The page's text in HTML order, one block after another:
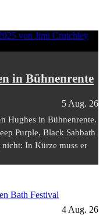
in Bühnenrente
5 Aug. 26
Hughes in Bühnenrente.
Purple, Black Sabbath
nicht: In Kürze muss er
Bath Festival
4 Aug. 26